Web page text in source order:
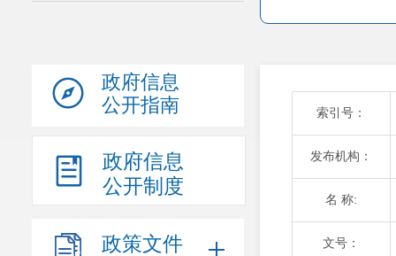
政府信息
公开指南
政府信息
公开制度
政策文件
索引号：
发布机构：
名 称:
文号：